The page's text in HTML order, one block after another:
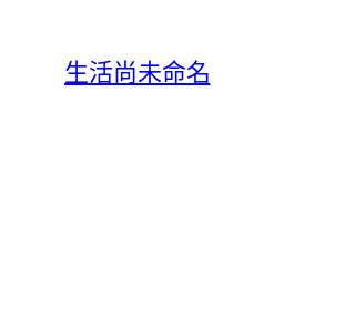
生活尚未命名